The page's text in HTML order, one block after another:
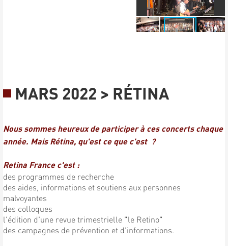
MARS 2022 > RÉTINA
Nous sommes heureux de participer à ces concerts chaque
année. Mais Rétina, qu'est ce que c'est ?
Retina France c'est :
des programmes de recherche
des aides, informations et soutiens aux personnes
malvoyantes
des colloques
l'édition d'une revue trimestrielle "le Retino"
des campagnes de prévention et d'informations.